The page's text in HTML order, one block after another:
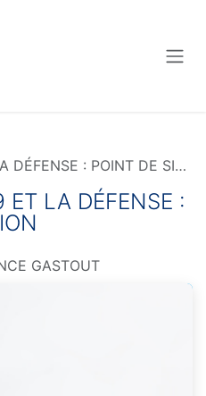
: POINT DE SITUATION
LA DÉFENSE :
GASTOUT